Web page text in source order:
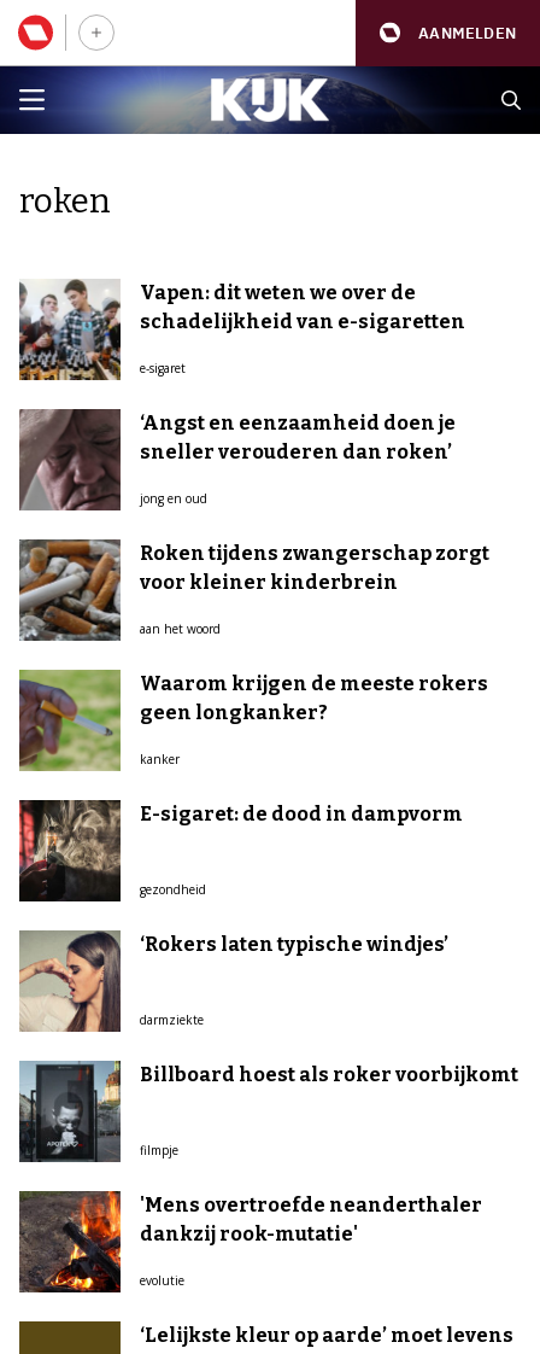
AANMELDEN
roken
Vapen: dit weten we over de
schadelijkheid van e-sigaretten
e-sigaret
‘Angst en eenzaamheid doen je
sneller verouderen dan roken’
jong en oud
Roken tijdens zwangerschap zorgt
voor kleiner kinderbrein
aan het woord
Waarom krijgen de meeste rokers
geen longkanker?
kanker
E-sigaret: de dood in dampvorm
gezondheid
‘Rokers laten typische windjes’
darmziekte
Billboard hoest als roker voorbijkomt
filmpje
'Mens overtroefde neanderthaler
dankzij rook-mutatie'
evolutie
‘Lelijkste kleur op aarde’ moet levens